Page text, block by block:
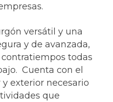
versátil y una
y de avanzada,
todas
Cuenta con el
exterior necesario
que